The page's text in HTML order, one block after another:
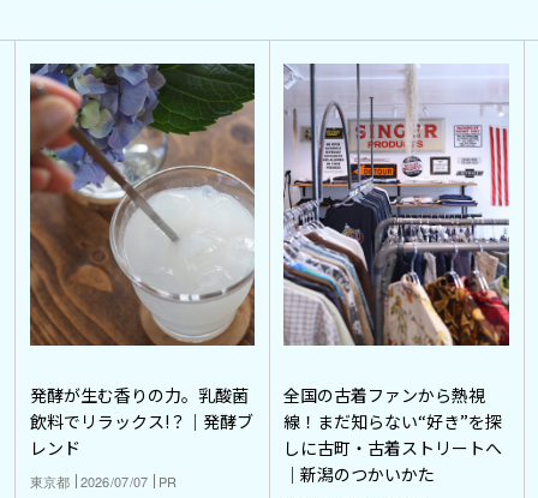
発酵が生む香りの力。乳酸菌
飲料でリラックス!？｜発酵ブ
レンド
東京都 2026/07/07 PR
全国の古着ファンから熱視
線！まだ知らない“好き”を探
しに古町・古着ストリートへ
｜新潟のつかいかた